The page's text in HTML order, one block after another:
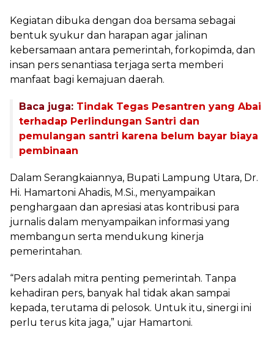
Kegiatan dibuka dengan doa bersama sebagai
bentuk syukur dan harapan agar jalinan
kebersamaan antara pemerintah, forkopimda, dan
insan pers senantiasa terjaga serta memberi
manfaat bagi kemajuan daerah.
Baca juga: Tindak Tegas Pesantren yang Abai
terhadap Perlindungan Santri dan
pemulangan santri karena belum bayar biaya
pembinaan
Dalam Serangkaiannya, Bupati Lampung Utara, Dr.
Hi. Hamartoni Ahadis, M.Si., menyampaikan
penghargaan dan apresiasi atas kontribusi para
jurnalis dalam menyampaikan informasi yang
membangun serta mendukung kinerja
pemerintahan.
“Pers adalah mitra penting pemerintah. Tanpa
kehadiran pers, banyak hal tidak akan sampai
kepada, terutama di pelosok. Untuk itu, sinergi ini
perlu terus kita jaga,” ujar Hamartoni.